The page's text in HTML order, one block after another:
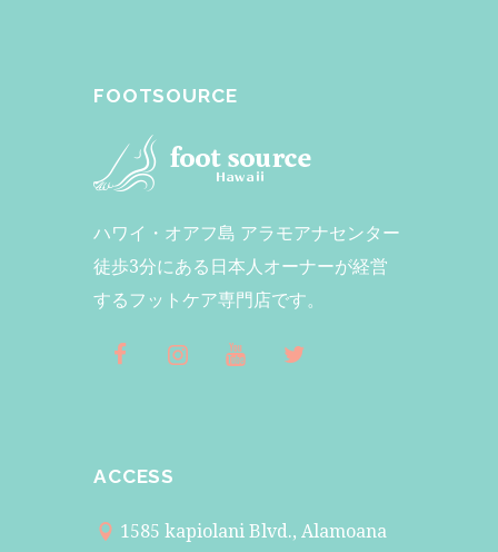
FOOTSOURCE
ハワイ・オアフ島 アラモアナセンター
徒歩3分にある日本人オーナーが経営
するフットケア専門店です。
ACCESS
1585 kapiolani Blvd., Alamoana